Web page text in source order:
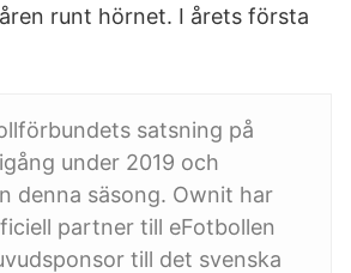
runt hörnet. I årets första
satsning på
under 2019 och
denna säsong. Ownit har
partner till eFotbollen
till det svenska